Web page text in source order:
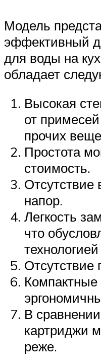
Модель
эффективный
для воды на
обладает
Высокая
от
прочих
Простота
стоимость.
напор.
Легкость
что
Отсутствие
Компактные
В
картриджи
реже.